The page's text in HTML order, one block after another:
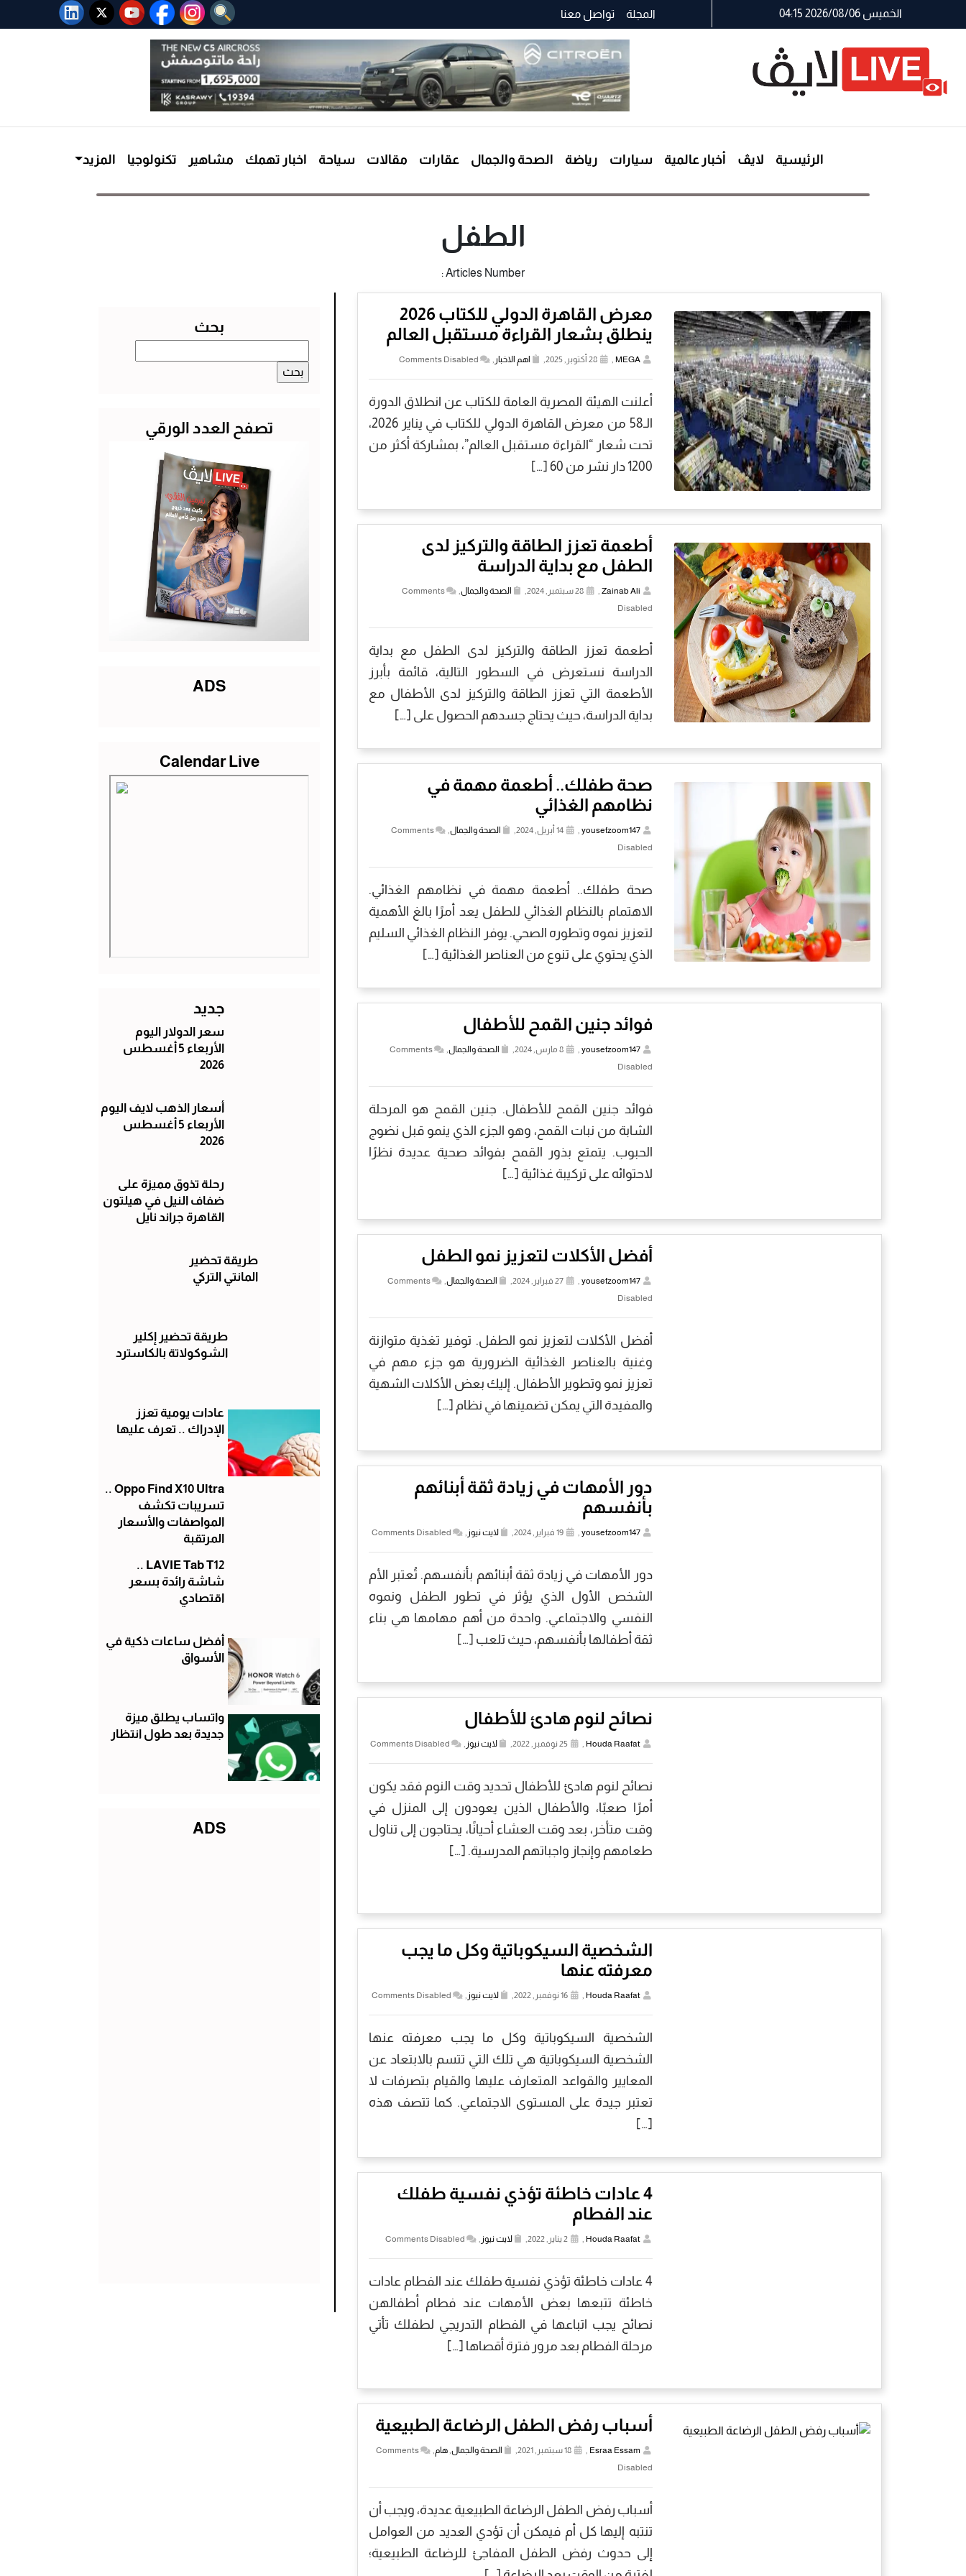
الخميس 2026/08/06 04:15 المجلة تواصل معنا
الرئيسية لايڤ أخبار عالمية سيارات رياضة الصحة والجمال عقارات مقالات سياحة اخبار تهمك مشاهير تكنولوجيا المزيد
الطفل
Articles Number :
معرض القاهرة الدولي للكتاب 2026
ينطلق بشعار القراءة مستقبل العالم
MEGA
, 28 أكتوبر, 2025, اهم الاخبار ,
Comments Disabled
أعلنت الهيئة المصرية العامة للكتاب عن انطلاق الدورة
الـ58 من معرض القاهرة الدولي للكتاب في يناير 2026،
تحت شعار “القراءة مستقبل العالم”، بمشاركة أكثر من
1200 دار نشر من 60 […]
أطعمة تعزز الطاقة والتركيز لدى
الطفل مع بداية الدراسة
Zainab Ali
, 28 سبتمبر, 2024, الصحة والجمال,
Comments
Disabled
أطعمة تعزز الطاقة والتركيز لدى الطفل مع بداية
الدراسة نستعرض في السطور التالية، قائمة بأبرز
الأطعمة التي تعزز الطاقة والتركيز لدى الأطفال مع
بداية الدراسة، حيث يحتاج جسدهم الحصول على […]
صحة طفلك.. أطعمة مهمة في
نظامهم الغذائي
yousefzoom147
, 14 أبريل, 2024, الصحة والجمال,
Comments
Disabled
صحة طفلك.. أطعمة مهمة في نظامهم الغذائي.
الاهتمام بالنظام الغذائي للطفل يعد أمرًا بالغ الأهمية
لتعزيز نموه وتطوره الصحي. يوفر النظام الغذائي السليم
الذي يحتوي على تنوع من العناصر الغذائية […]
فوائد جنين القمح للأطفال
yousefzoom147
, 8 مارس, 2024, الصحة والجمال,
Comments
Disabled
فوائد جنين القمح للأطفال. جنين القمح هو المرحلة
الشابة من نبات القمح، وهو الجزء الذي ينمو قبل نضوج
الحبوب. يتمتع بذور القمح بفوائد صحية عديدة نظرًا
لاحتوائه على تركيبة غذائية […]
أفضل الأكلات لتعزيز نمو الطفل
yousefzoom147
, 27 فبراير, 2024, الصحة والجمال,
Comments
Disabled
أفضل الأكلات لتعزيز نمو الطفل. توفير تغذية متوازنة
وغنية بالعناصر الغذائية الضرورية هو جزء مهم في
تعزيز نمو وتطوير الأطفال. إليك بعض الأكلات الشهية
والمفيدة التي يمكن تضمينها في نظام […]
دور الأمهات في زيادة ثقة أبنائهم
بأنفسهم
yousefzoom147
, 19 فبراير, 2024, لايت نيوز ,
Comments Disabled
دور الأمهات في زيادة ثقة أبنائهم بأنفسهم. تُعتبر الأم
الشخص الأول الذي يؤثر في تطور الطفل ونموه
النفسي والاجتماعي. واحدة من أهم مهامها هي بناء
ثقة أطفالها بأنفسهم، حيث تلعب […]
نصائح لنوم هادئ للأطفال
Houda Raafat
, 25 نوفمبر, 2022, لايت نيوز ,
Comments Disabled
نصائح لنوم هادئ للأطفال تحديد وقت النوم فقد يكون
أمرًا صعبًا، والأطفال الذين يعودون إلى المنزل في
وقت متأخر، بعد وقت العشاء أحيانًا، يحتاجون إلى تناول
طعامهم وإنجاز واجباتهم المدرسية. […]
الشخصية السيكوباتية وكل ما يجب
معرفته عنها
Houda Raafat
, 16 نوفمبر, 2022, لايت نيوز ,
Comments Disabled
الشخصية السيكوباتية وكل ما يجب معرفته عنها
الشخصية السيكوباتية هي تلك التي تتسم بالابتعاد عن
المعايير والقواعد المتعارف عليها والقيام بتصرفات لا
تعتبر جيدة على المستوى الاجتماعي. كما تتصف هذه
[…]
4 عادات خاطئة تؤذي نفسية طفلك
عند الفطام
Houda Raafat
, 2 يناير, 2022, لايت نيوز ,
Comments Disabled
4 عادات خاطئة تؤذي نفسية طفلك عند الفطام عادات
خاطئة تتبعها بعض الأمهات عند فطام أطفالهن
نصائح يجب اتباعها في الفطام التدريجي لطفلك تأتي
مرحلة الفطام بعد مرور فترة أقصاها […]
أسباب رفض الطفل الرضاعة الطبيعية
Esraa Essam
, 18 سبتمبر, 2021, الصحة والجمال,هام,
Comments
Disabled
أسباب رفض الطفل الرضاعة الطبيعية عديدة، ويجب أن
تنتبه إليها كل أم فيمكن أن تؤدي العديد من العوامل
إلى حدوث رفض الطفل المفاجئ للرضاعة الطبيعية؛
بحث
عن:
تصفح العدد الورقي
ADS
Calendar Live
جديد
سعر الدولار اليوم
الأربعاء 5 أغسطس
2026
أسعار الذهب لايف اليوم
الأربعاء 5 أغسطس
2026
رحلة تذوق مميزة على
ضفاف النيل في هيلتون
القاهرة جراند نايل
طريقة تحضير
المانتي التركي
طريقة تحضير إكلير
الشوكولاتة بالكاسترد
عادات يومية تعزز
الإدراك .. تعرف عليها
Oppo Find X10 Ultra ..
تسريبات تكشف
المواصفات والأسعار
المرتقبة
LAVIE Tab T12 ..
شاشة رائدة بسعر
اقتصادي
أفضل ساعات ذكية في
الأسواق
واتساب يطلق ميزة
جديدة بعد طول انتظار
ADS